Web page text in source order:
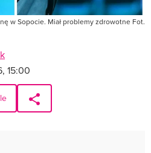
w Sopocie. Miał problemy zdrowotne Fot.
15:00